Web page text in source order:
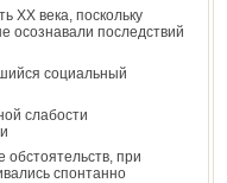
ХХ века, поскольку
осознавали последствий
социальный
слабости
обстоятельств, при
спонтанно